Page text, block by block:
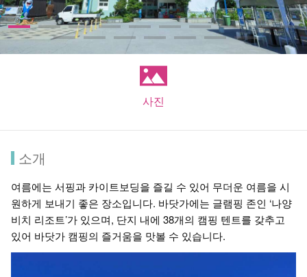
사진
소개
여름에는 서핑과 카이트보딩을 즐길 수 있어 무더운 여름을 시
원하게 보내기 좋은 장소입니다. 바닷가에는 글램핑 존인 ‘나양
비치 리조트’가 있으며, 단지 내에 38개의 캠핑 텐트를 갖추고
있어 바닷가 캠핑의 즐거움을 맛볼 수 있습니다.